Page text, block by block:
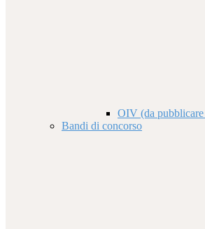
OIV (da
Bandi di concorso